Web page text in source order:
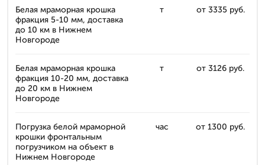
Белая мраморная крошка
фракция 5-10 мм, доставка
до 10 км в Нижнем
Новгороде
т от 3335 руб.
Белая мраморная крошка
фракция 10-20 мм, доставка
до 20 км в Нижнем
Новгороде
т от 3126 руб.
Погрузка белой мраморной
крошки фронтальным
погрузчиком на объект в
Нижнем Новгороде
час от 1300 руб.